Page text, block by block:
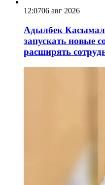
12:0706 авг 2026
Адылбек
запускать новые
расширять